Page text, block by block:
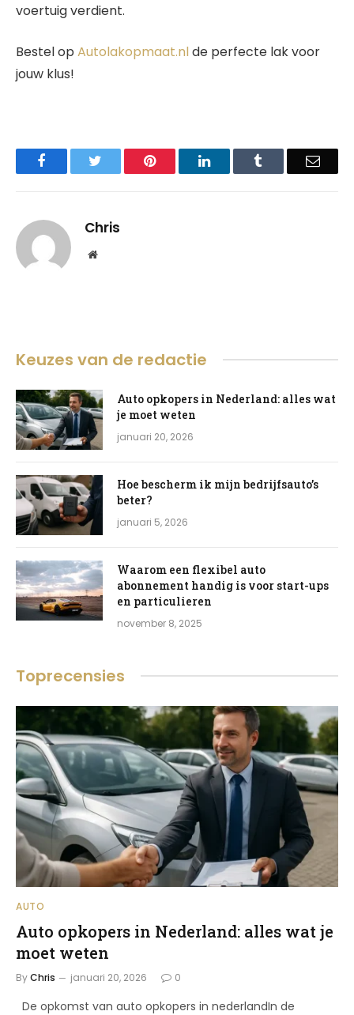
voertuig verdient.
Bestel op Autolakopmaat.nlde perfecte lak voor
jouw klus!
Facebook Pinterest LinkedIn Email
Chris
Website
Keuzes van de redactie
Auto opkopers in Nederland: alles wat
je moet weten
januari 20, 2026
Hoe bescherm ik mijn bedrijfsauto’s
beter?
januari 5, 2026
Waarom een flexibel auto
abonnement handig is voor start-ups
en particulieren
november 8, 2025
Toprecensies
AUTO
Auto opkopers in Nederland: alles wat je
moet weten
ByChris januari 20, 2026 0
De opkomst van auto opkopers in nederlandIn de